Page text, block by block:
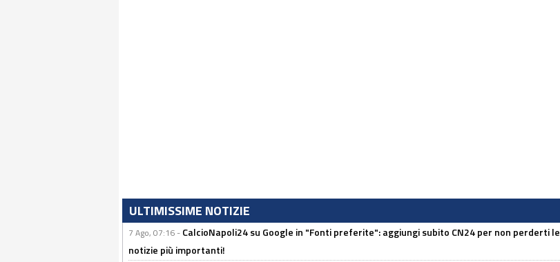
ULTIMISSIME NOTIZIE
7 Ago, 07:16 - CalcioNapoli24 su Google in "Fonti preferite": aggiungi subito CN24 per non perderti le
notizie più importanti!